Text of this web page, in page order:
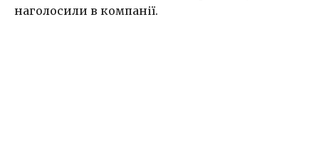
наголосили в компанії.